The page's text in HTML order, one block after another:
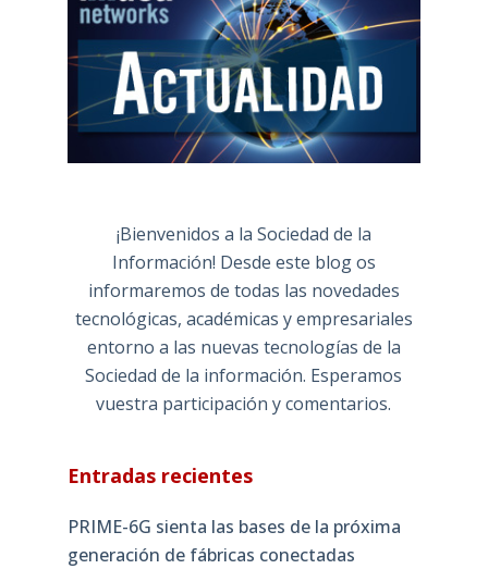
¡Bienvenidos a la Sociedad de la
Información! Desde este blog os
informaremos de todas las novedades
tecnológicas, académicas y empresariales
entorno a las nuevas tecnologías de la
Sociedad de la información. Esperamos
vuestra participación y comentarios.
Entradas recientes
PRIME-6G sienta las bases de la próxima
generación de fábricas conectadas